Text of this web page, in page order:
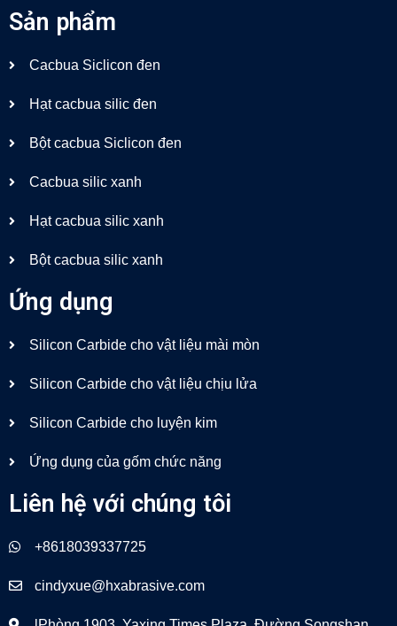
Sản phẩm
Cacbua Siclicon đen
Hạt cacbua silic đen
Bột cacbua Siclicon đen
Cacbua silic xanh
Hạt cacbua silic xanh
Bột cacbua silic xanh
Ứng dụng
Silicon Carbide cho vật liệu mài mòn
Silicon Carbide cho vật liệu chịu lửa
Silicon Carbide cho luyện kim
Ứng dụng của gốm chức năng
Liên hệ với chúng tôi
+8618039337725
cindyxue@hxabrasive.com